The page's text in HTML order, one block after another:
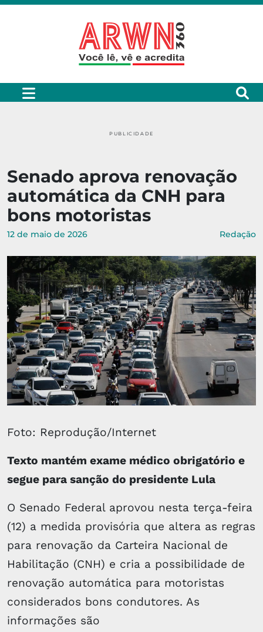
PUBLICIDADE
Senado aprova renovação
automática da CNH para
bons motoristas
12 de maio de 2026 Redação
Foto: Reprodução/Internet
Texto mantém exame médico obrigatório e
segue para sanção do presidente Lula
O Senado Federal aprovou nesta terça-feira
(12) a medida provisória que altera as regras
para renovação da Carteira Nacional de
Habilitação (CNH) e cria a possibilidade de
renovação automática para motoristas
considerados bons condutores. As
informações são